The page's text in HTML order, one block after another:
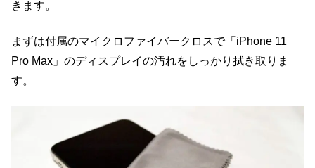
きます。
まずは付属のマイクロファイバークロスで「iPhone 11
Pro Max」のディスプレイの汚れをしっかり拭き取りま
す。